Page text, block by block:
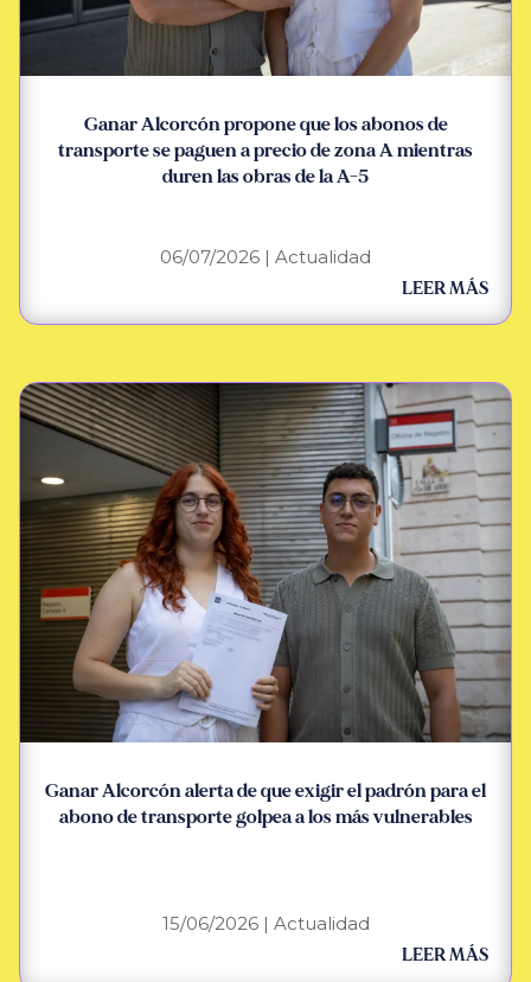
Ganar Alcorcón propone que los abonos de
transporte se paguen a precio de zona A mientras
duren las obras de la A-5
06/07/2026 | Actualidad
LEER MÁS
Ganar Alcorcón alerta de que exigir el padrón para el
abono de transporte golpea a los más vulnerables
15/06/2026| Actualidad
LEER MÁS